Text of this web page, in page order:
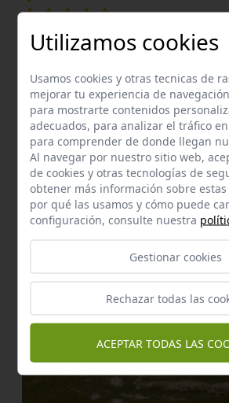
Km:0,01
Marinaleda
Lineal
Km:0,01
Enclaves de interés próximos
Utilizamos cookies
Usamos cookies y otras tecnicas de
mejorar tu experiencia de
para mostrarte contenidos
adecuados, para analizar el tráfico
para comprender de donde llegan
Al navegar por nuestro sitio web,
de cookies y otras tecnologías de
obtener más información sobre estas
por qué las usamos y cómo puede
configuración, consulte nuestra
Gestionar cookies
Rechazar todas las
ACEPTAR TODAS LAS